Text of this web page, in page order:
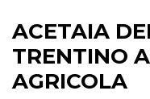
ACETAIA
TRENTINO
AGRICOLA